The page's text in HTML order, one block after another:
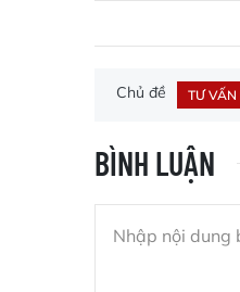
Chủ đề TƯ VẤN
BÌNH LUẬN